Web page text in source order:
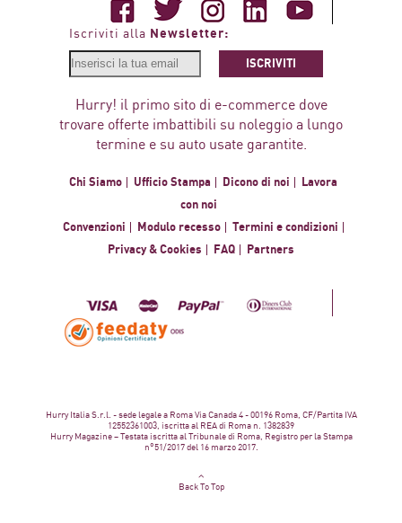
Iscriviti alla Newsletter:
ISCRIVITI
Hurry! il primo sito di e-commerce dove
trovare offerte imbattibili su noleggio a lungo
termine e su auto usate garantite.
Chi Siamo Ufficio Stampa Dicono di noi
Lavora
con noi
Convenzioni
Modulo recesso
Termini e condizioni
Privacy & Cookies
FAQ Partners
Hurry Italia S.r.l. - sede legale a Roma Via Canada 4 - 00196 Roma, CF/Partita IVA
12552361003, iscritta al REA di Roma n. 1382839
Hurry Magazine – Testata iscritta al Tribunale di Roma, Registro per la Stampa
n°51/2017 del 16 marzo 2017.
Back To Top